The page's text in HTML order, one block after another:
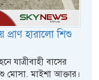
হারালো শিশু
যাত্রীবাহী বাসের
মোসা. মাইশা আক্তার।